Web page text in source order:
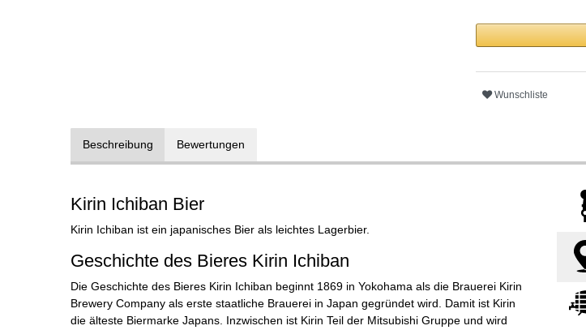
Wunschliste
Beschreibung Bewertungen
Kirin Ichiban Bier
Kirin Ichiban ist ein japanisches Bier als leichtes Lagerbier.
Geschichte des Bieres Kirin Ichiban
Die Geschichte des Bieres Kirin Ichiban beginnt 1869 in Yokohama als die Brauerei Kirin
Brewery Company als erste staatliche Brauerei in Japan gegründet wird. Damit ist Kirin
die älteste Biermarke Japans. Inzwischen ist Kirin Teil der Mitsubishi Gruppe und wird